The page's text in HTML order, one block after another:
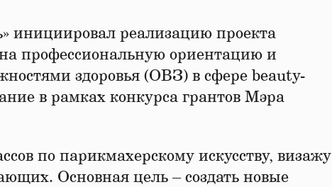
инициировал реализацию проекта
профессиональную ориентацию и
здоровья (ОВЗ) в сфере beauty-
в рамках конкурса грантов Мэра
по парикмахерскому искусству, визажу
Основная цель – создать новые